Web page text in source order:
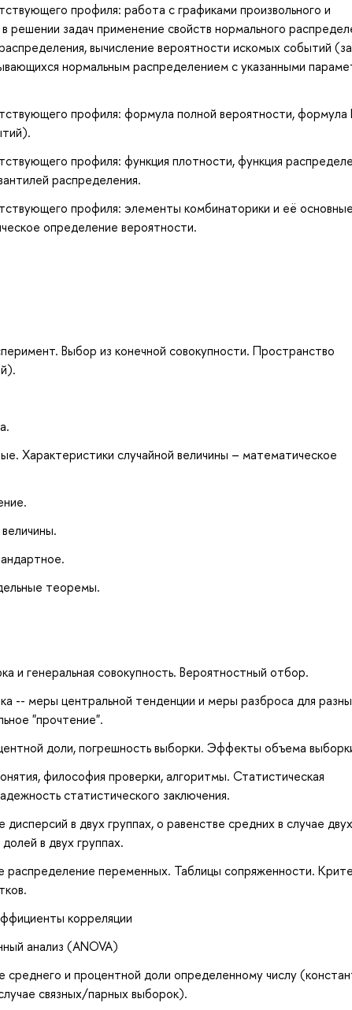
профиля: работа с графиками произвольного и
решении задач применение свойств нормального
вычисление вероятности искомых событий
нормальным распределением с указанными
профиля: формула полной вероятности, формула
профиля: функция плотности, функция
распределения.
профиля: элементы комбинаторики и её основные
определение вероятности.
Выбор из конечной совокупности. Пространство
Характеристики случайной величины – математическое
теоремы.
и генеральная совокупность. Вероятностный отбор.
-- меры центральной тенденции и меры разброса для
"прочтение".
доли, погрешность выборки. Эффекты объема
философия проверки, алгоритмы. Статистическая
статистического заключения.
в двух группах, о равенстве средних в случае двух
в двух группах.
распределение переменных. Таблицы сопряженности.
корреляции
анализ (ANOVA)
среднего и процентной доли определенному числу
связных/парных выборок).